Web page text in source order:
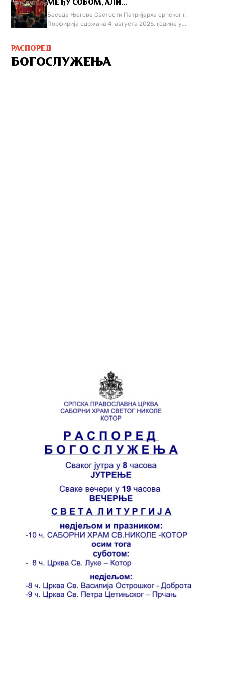
МЕЂУ СОБОМ, АЛИ...
Беседа Његове Светости Патријарха српског г.
Порфирија одржана 4. августа 2026. године у...
РАСПОРЕД
БОГОСЛУЖЕЊА